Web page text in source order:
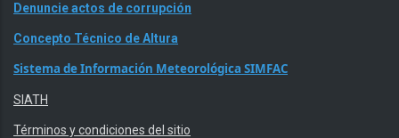
Denuncie actos de corrupción
Concepto Técnico de Altura
Sistema de Información Meteorológica SIMFAC
SIATH
Términos y condiciones del sitio